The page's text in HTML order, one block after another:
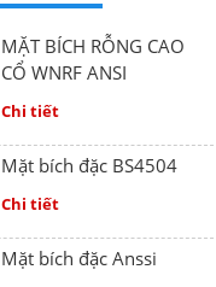
MẶT BÍCH RỖNG CAO
CỔ WNRF ANSI
Chi tiết
Mặt bích đặc BS4504
Chi tiết
Mặt bích đặc Anssi